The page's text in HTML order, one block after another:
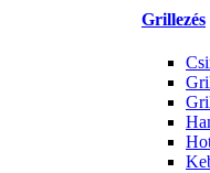
Grillezés